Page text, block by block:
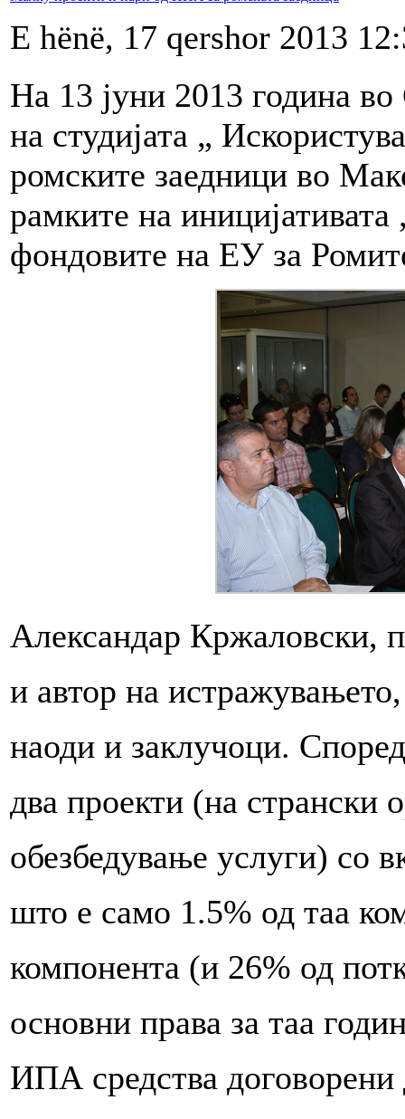
E hënë, 17 qershor 2013
На 13 јуни 2013 година во
на студијата „
ромските заедници во
рамките на
фондовите на ЕУ за
Александар
и автор на
наоди и заклучоци.
два проекти (на странски
обезбедување услуги) со
што е само 1.5% од таа
компонента (и 26% од
основни права за таа
ИПА средства договорени